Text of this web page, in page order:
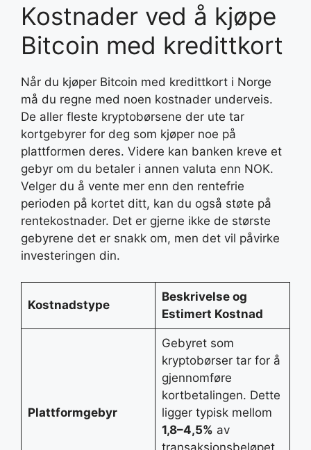
Kostnader ved å kjøpe
Bitcoin med kredittkort
Når du kjøper Bitcoin med kredittkort i Norge
må du regne med noen kostnader underveis.
De aller fleste kryptobørsene der ute tar
kortgebyrer for deg som kjøper noe på
plattformen deres. Videre kan banken kreve et
gebyr om du betaler i annen valuta enn NOK.
Velger du å vente mer enn den rentefrie
perioden på kortet ditt, kan du også støte på
rentekostnader. Det er gjerne ikke de største
gebyrene det er snakk om, men det vil påvirke
investeringen din.
Kostnadstype
Beskrivelse og
Estimert Kostnad
Plattformgebyr
Gebyret som
kryptobørser tar for å
gjennomføre
kortbetalingen. Dette
ligger typisk mellom
1,8–4,5% av